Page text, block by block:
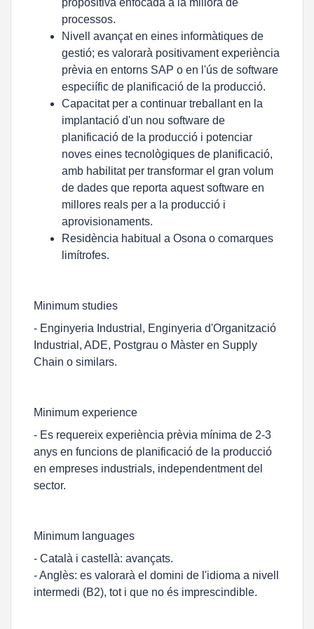
propositiva enfocada a la millora de
processos.
Nivell avançat en eines informàtiques de
gestió; es valorarà positivament experiència
prèvia en entorns SAP o en l'ús de software
especiífic de planificació de la producció.
Capacitat per a continuar treballant en la
implantació d'un nou software de
planificació de la producció i potenciar
noves eines tecnològiques de planificació,
amb habilitat per transformar el gran volum
de dades que reporta aquest software en
millores reals per a la producció i
aprovisionaments.
Residència habitual a Osona o comarques
limítrofes.
Minimum studies
- Enginyeria Industrial, Enginyeria d'Organització
Industrial, ADE, Postgrau o Màster en Supply
Chain o similars.
Minimum experience
- Es requereix experiència prèvia mínima de 2-3
anys en funcions de planificació de la producció
en empreses industrials, independentment del
sector.
Minimum languages
- Català i castellà: avançats.
- Anglès: es valorarà el domini de l'idioma a nivell
intermedi (B2), tot i que no és imprescindible.